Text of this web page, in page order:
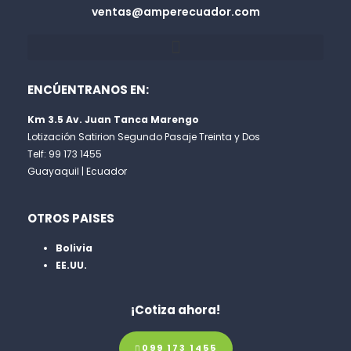
ventas@amperecuador.com
ENCÚENTRANOS EN:
Km 3.5 Av. Juan Tanca Marengo
Lotización Satirion Segundo Pasaje Treinta y Dos
Telf: 99 173 1455
Guayaquil | Ecuador
OTROS PAISES
Bolivia
EE.UU.
¡Cotiza ahora!
099 173 1455